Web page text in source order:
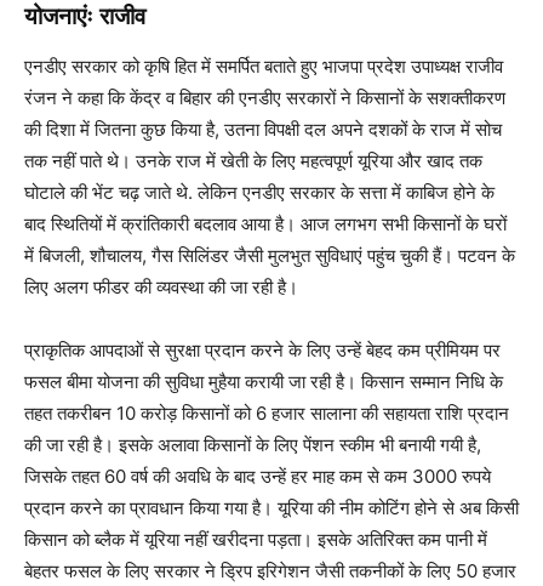
योजनाएंः राजीव
एनडीए सरकार को कृषि हित में समर्पित बताते हुए भाजपा प्रदेश उपाध्यक्ष राजीव
रंजन ने कहा कि केंद्र व बिहार की एनडीए सरकारों ने किसानों के सशक्तीकरण
की दिशा में जितना कुछ किया है, उतना विपक्षी दल अपने दशकों के राज में सोच
तक नहीं पाते थे। उनके राज में खेती के लिए महत्वपूर्ण यूरिया और खाद तक
घोटाले की भेंट चढ़ जाते थे. लेकिन एनडीए सरकार के सत्ता में काबिज होने के
बाद स्थितियों में क्रांतिकारी बदलाव आया है। आज लगभग सभी किसानों के घरों
में बिजली, शौचालय, गैस सिलिंडर जैसी मुलभुत सुविधाएं पहुंच चुकी हैं। पटवन के
लिए अलग फीडर की व्यवस्था की जा रही है।
प्राकृतिक आपदाओं से सुरक्षा प्रदान करने के लिए उन्हें बेहद कम प्रीमियम पर
फसल बीमा योजना की सुविधा मुहैया करायी जा रही है। किसान सम्मान निधि के
तहत तकरीबन 10 करोड़ किसानों को 6 हजार सालाना की सहायता राशि प्रदान
की जा रही है। इसके अलावा किसानों के लिए पेंशन स्कीम भी बनायी गयी है,
जिसके तहत 60 वर्ष की अवधि के बाद उन्हें हर माह कम से कम 3000 रुपये
प्रदान करने का प्रावधान किया गया है। यूरिया की नीम कोटिंग होने से अब किसी
किसान को ब्लैक में यूरिया नहीं खरीदना पड़ता। इसके अतिरिक्त कम पानी में
बेहतर फसल के लिए सरकार ने ड्रिप इरिगेशन जैसी तकनीकों के लिए 50 हजार